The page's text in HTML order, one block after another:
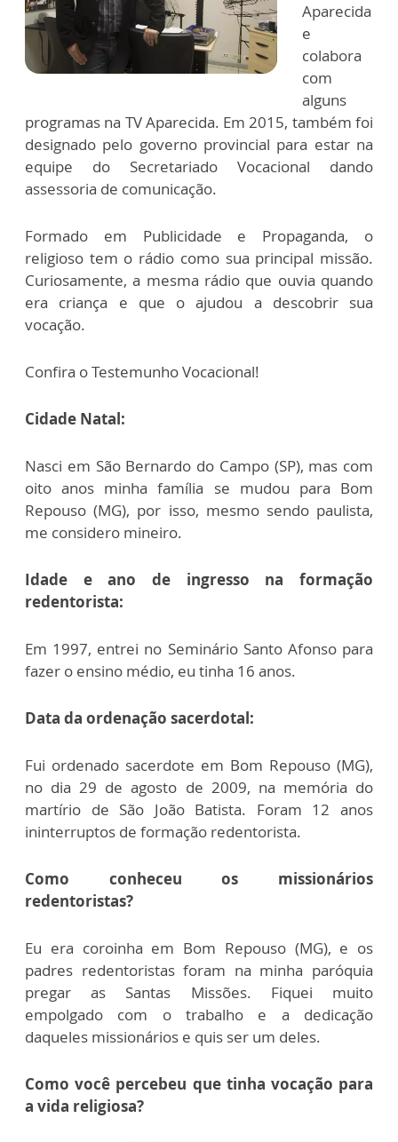
Aparecida
e
colabora
com
alguns
programas na TV Aparecida. Em 2015, também foi
designado pelo governo provincial para estar na
equipe do Secretariado Vocacional dando
assessoria de comunicação.
Formado em Publicidade e Propaganda, o
religioso tem o rádio como sua principal missão.
Curiosamente, a mesma rádio que ouvia quando
era criança e que o ajudou a descobrir sua
vocação.
Confira o Testemunho Vocacional!
Cidade Natal:
Nasci em São Bernardo do Campo (SP), mas com
oito anos minha família se mudou para Bom
Repouso (MG), por isso, mesmo sendo paulista,
me considero mineiro.
Idade e ano de ingresso na formação
redentorista:
Em 1997, entrei no Seminário Santo Afonso para
fazer o ensino médio, eu tinha 16 anos.
Data da ordenação sacerdotal:
Fui ordenado sacerdote em Bom Repouso (MG),
no dia 29 de agosto de 2009, na memória do
martírio de São João Batista. Foram 12 anos
ininterruptos de formação redentorista.
Como conheceu os missionários
redentoristas?
Eu era coroinha em Bom Repouso (MG), e os
padres redentoristas foram na minha paróquia
pregar as Santas Missões. Fiquei muito
empolgado com o trabalho e a dedicação
daqueles missionários e quis ser um deles.
Como você percebeu que tinha vocação para
a vida religiosa?